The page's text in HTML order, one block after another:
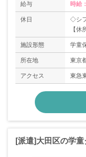
給与 時給
休日
◇シ
【休
日曜
施設形態 学童
所在地 東京
アクセス 東急
[派遣]大田区の学